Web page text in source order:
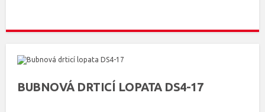
BUBNOVÁ DRTICÍ LOPATA DS4-17